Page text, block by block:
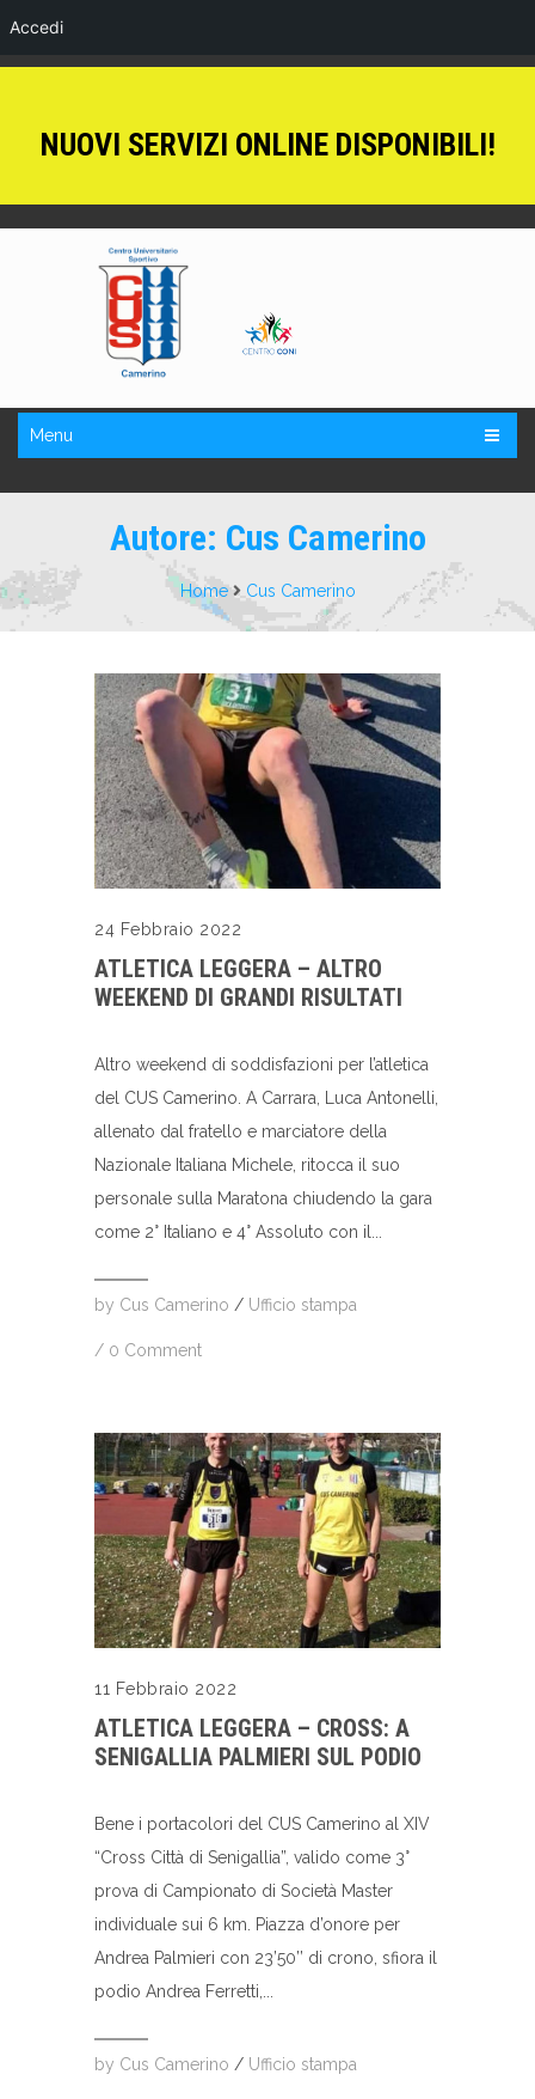
Accedi
NUOVI SERVIZI ONLINE DISPONIBILI!
Menu
Autore: Cus Camerino
Home Cus Camerino
24 Febbraio 2022
ATLETICA LEGGERA – ALTRO
WEEKEND DI GRANDI RISULTATI
Altro weekend di soddisfazioni per l’atletica
del CUS Camerino. A Carrara, Luca Antonelli,
allenato dal fratello e marciatore della
Nazionale Italiana Michele, ritocca il suo
personale sulla Maratona chiudendo la gara
come 2° Italiano e 4° Assoluto con il...
by Cus Camerino / Ufficio stampa
/ 0 Comment
11 Febbraio 2022
ATLETICA LEGGERA – CROSS: A
SENIGALLIA PALMIERI SUL PODIO
Bene i portacolori del CUS Camerino al XIV
“Cross Città di Senigallia”, valido come 3°
prova di Campionato di Società Master
individuale sui 6 km. Piazza d’onore per
Andrea Palmieri con 23’50’’ di crono, sfiora il
podio Andrea Ferretti,...
by Cus Camerino / Ufficio stampa